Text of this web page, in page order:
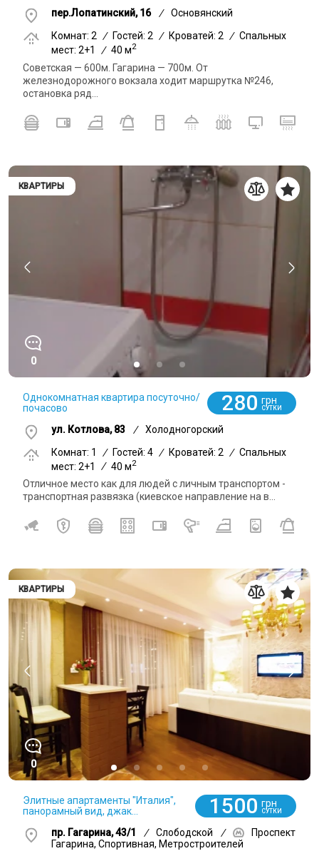
пер.Лопатинский, 16 /
Основянский
Комнат: 2 / Гостей: 2 / Кроватей: 2 / Спальных
мест: 2+1
/ 40 м2
Советская — 600м. Гагарина — 700м. От
железнодорожного вокзала ходит маршрутка №246,
остановка ряд...
КВАРТИРЫ
0
Однокомнатная квартира посуточно/
почасово
280 грн
СУТКИ
ул. Котлова, 83 /
Холодногорский
Комнат: 1
/ Гостей: 4 / Кроватей: 2 / Спальных
мест: 2+1
/ 40 м2
Отличное место как для людей с личным транспортом -
транспортная развязка (киевское направление на в...
КВАРТИРЫ
0
Элитные апартаменты "Италия",
панорамный вид, джак...
1500 грн
СУТКИ
пр. Гагарина, 43/1 / Слободской /
Проспект
Гагарина, Спортивная, Метростроителей